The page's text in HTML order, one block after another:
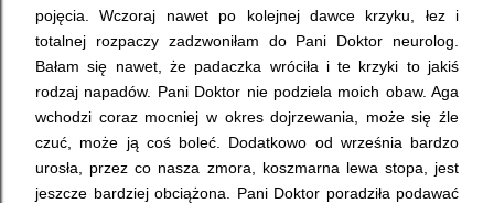
pojęcia. Wczoraj nawet po kolejnej dawce krzyku, łez i
totalnej rozpaczy zadzwoniłam do Pani Doktor neurolog.
Bałam się nawet, że padaczka wróciła i te krzyki to jakiś
rodzaj napadów. Pani Doktor nie podziela moich obaw. Aga
wchodzi coraz mocniej w okres dojrzewania, może się źle
czuć, może ją coś boleć. Dodatkowo od września bardzo
urosła, przez co nasza zmora, koszmarna lewa stopa, jest
jeszcze bardziej obciążona. Pani Doktor poradziła podawać